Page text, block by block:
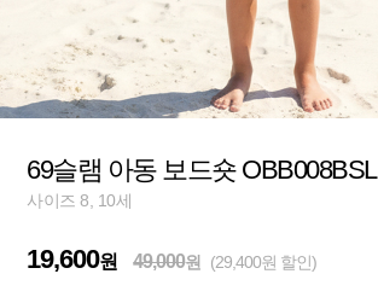
69슬램 아동 보드숏 OBB008BSL
사이즈 8, 10세
19,600원 49,000원 (29,400원 할인)